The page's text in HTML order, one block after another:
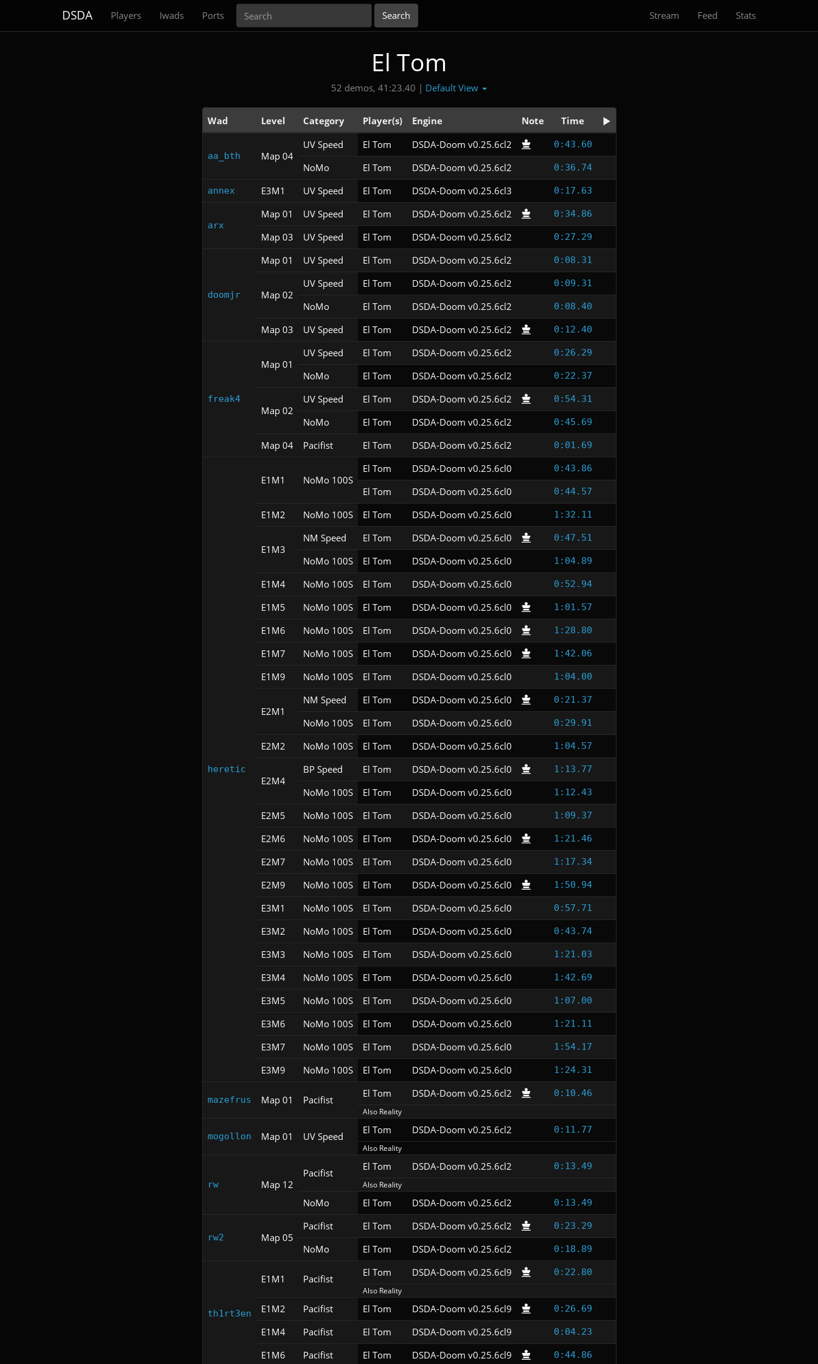
DSDA Players Iwads Ports Stream Feed Stats
El Tom
52 demos, 41:23.40 | Default View
Wad Level Category Player(s) Engine Note Time
aa_bth Map 04
UV Speed El Tom DSDA-Doom v0.25.6cl2 0:43.60
NoMo El Tom DSDA-Doom v0.25.6cl2 0:36.74
annex E3M1 UV Speed El Tom DSDA-Doom v0.25.6cl3 0:17.63
arx
Map 01 UV Speed El Tom DSDA-Doom v0.25.6cl2 0:34.86
Map 03 UV Speed El Tom DSDA-Doom v0.25.6cl2 0:27.29
doomjr
Map 01 UV Speed El Tom DSDA-Doom v0.25.6cl2 0:08.31
Map 02
UV Speed El Tom DSDA-Doom v0.25.6cl2 0:09.31
NoMo El Tom DSDA-Doom v0.25.6cl2 0:08.40
Map 03 UV Speed El Tom DSDA-Doom v0.25.6cl2 0:12.40
freak4
Map 01
UV Speed El Tom DSDA-Doom v0.25.6cl2 0:26.29
NoMo El Tom DSDA-Doom v0.25.6cl2 0:22.37
Map 02
UV Speed El Tom DSDA-Doom v0.25.6cl2 0:54.31
NoMo El Tom DSDA-Doom v0.25.6cl2 0:45.69
Map 04 Pacifist El Tom DSDA-Doom v0.25.6cl2 0:01.69
heretic
E1M1 NoMo 100S
El Tom DSDA-Doom v0.25.6cl0 0:43.86
El Tom DSDA-Doom v0.25.6cl0 0:44.57
E1M2 NoMo 100S El Tom DSDA-Doom v0.25.6cl0 1:32.11
E1M3
NM Speed El Tom DSDA-Doom v0.25.6cl0 0:47.51
NoMo 100S El Tom DSDA-Doom v0.25.6cl0 1:04.89
E1M4 NoMo 100S El Tom DSDA-Doom v0.25.6cl0 0:52.94
E1M5 NoMo 100S El Tom DSDA-Doom v0.25.6cl0 1:01.57
E1M6 NoMo 100S El Tom DSDA-Doom v0.25.6cl0 1:28.80
E1M7 NoMo 100S El Tom DSDA-Doom v0.25.6cl0 1:42.06
E1M9 NoMo 100S El Tom DSDA-Doom v0.25.6cl0 1:04.00
E2M1
NM Speed El Tom DSDA-Doom v0.25.6cl0 0:21.37
NoMo 100S El Tom DSDA-Doom v0.25.6cl0 0:29.91
E2M2 NoMo 100S El Tom DSDA-Doom v0.25.6cl0 1:04.57
E2M4
BP Speed El Tom DSDA-Doom v0.25.6cl0 1:13.77
NoMo 100S El Tom DSDA-Doom v0.25.6cl0 1:12.43
E2M5 NoMo 100S El Tom DSDA-Doom v0.25.6cl0 1:09.37
E2M6 NoMo 100S El Tom DSDA-Doom v0.25.6cl0 1:21.46
E2M7 NoMo 100S El Tom DSDA-Doom v0.25.6cl0 1:17.34
E2M9 NoMo 100S El Tom DSDA-Doom v0.25.6cl0 1:50.94
E3M1 NoMo 100S El Tom DSDA-Doom v0.25.6cl0 0:57.71
E3M2 NoMo 100S El Tom DSDA-Doom v0.25.6cl0 0:43.74
E3M3 NoMo 100S El Tom DSDA-Doom v0.25.6cl0 1:21.03
E3M4 NoMo 100S El Tom DSDA-Doom v0.25.6cl0 1:42.69
E3M5 NoMo 100S El Tom DSDA-Doom v0.25.6cl0 1:07.00
E3M6 NoMo 100S El Tom DSDA-Doom v0.25.6cl0 1:21.11
E3M7 NoMo 100S El Tom DSDA-Doom v0.25.6cl0 1:54.17
E3M9 NoMo 100S El Tom DSDA-Doom v0.25.6cl0 1:24.31
mazefrus Map 01 Pacifist
El Tom DSDA-Doom v0.25.6cl2 0:10.46
Also Reality
mogollon Map 01 UV Speed
El Tom DSDA-Doom v0.25.6cl2 0:11.77
Also Reality
rw Map 12
Pacifist
El Tom DSDA-Doom v0.25.6cl2 0:13.49
Also Reality
NoMo El Tom DSDA-Doom v0.25.6cl2 0:13.49
rw2 Map 05
Pacifist El Tom DSDA-Doom v0.25.6cl2 0:23.29
NoMo El Tom DSDA-Doom v0.25.6cl2 0:18.89
th1rt3en
E1M1 Pacifist
El Tom DSDA-Doom v0.25.6cl9 0:22.80
Also Reality
E1M2 Pacifist El Tom DSDA-Doom v0.25.6cl9 0:26.69
E1M4 Pacifist El Tom DSDA-Doom v0.25.6cl9 0:04.23
E1M6 Pacifist El Tom DSDA-Doom v0.25.6cl9 0:44.86